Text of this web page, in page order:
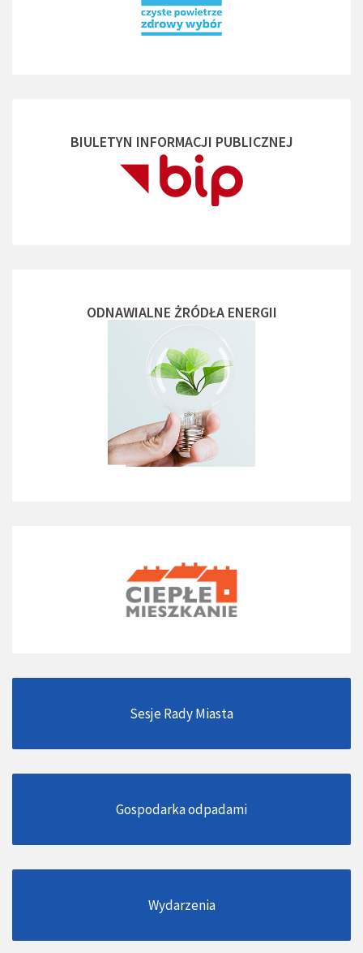
BIULETYN INFORMACJI PUBLICZNEJ
ODNAWIALNE ŻRÓDŁA ENERGII
Sesje Rady Miasta
Gospodarka odpadami
Wydarzenia